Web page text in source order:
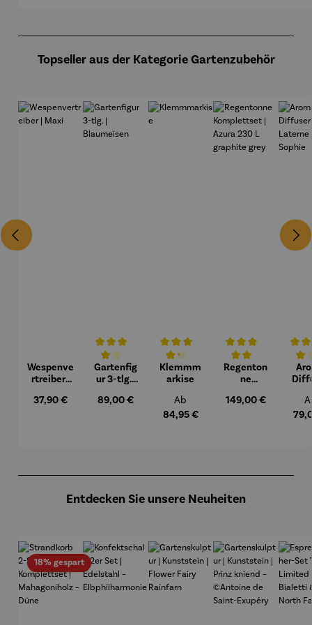
Topseller aus der Kategorie Gartenzubehör
Wespenve
rtreiber |
Regulärer Preis:
37,90 €
Durchschnittliche Bewertung von 4 von 5 Sternen
Gartenfig
ur 3-tlg. |
en
Regulärer Preis:
89,00 €
Durchschnittliche Bewertung von 4.3
Klemmm
arkise
Regulärer Preis:
Ab
84,95 €
Durchschnittliche
Regenton
ne
set | Azura
Regulärer Preis:
149,00 €
Entdecken Sie unsere Neuheiten
18% gespartRabatt